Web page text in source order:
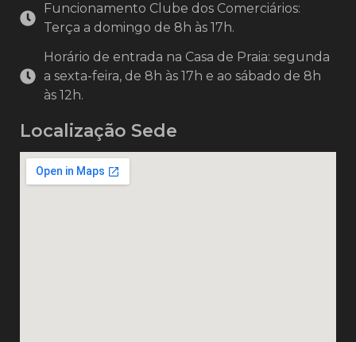
Funcionamento Clube dos Comerciários:
Terça a domingo de 8h às 17h.
Horário de entrada na Casa de Praia: segunda
a sexta-feira, de 8h às 17h e ao sábado de 8h
às 12h.
Localização Sede